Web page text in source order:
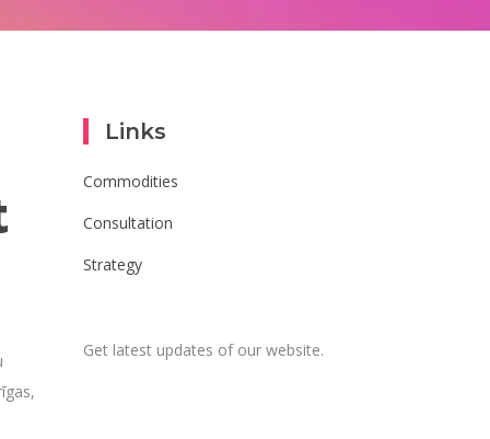
Links
Commodities
Consultation
Strategy
Get latest updates of our website.